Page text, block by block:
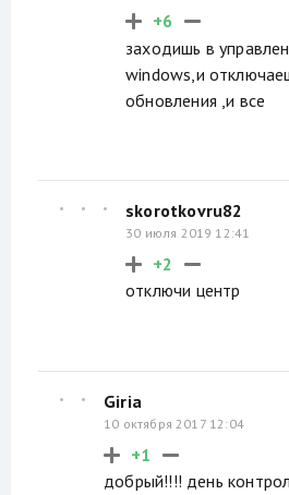
+6
заходишь в
windows,и
обновления ,и все
skorotkovru82
30 июля 2019 12:41
+2
отключи центр
Giria
10 октября 2017 12:04
+1
добрый!!!! день